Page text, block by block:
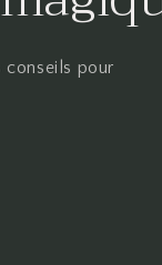
pour